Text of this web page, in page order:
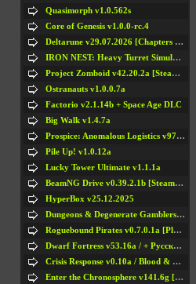
Quasimorph v1.0.562s
Core of Genesis v1.0.0-rc.4
Deltarune v29.07.2026 [Chapters 1-5] / + RUS [Chapters 1-5]
IRON NEST: Heavy Turret Simulator v1.0a
Project Zomboid v42.20.2a [Steam Early Access]
Ostranauts v1.0.0.7a
Factorio v2.1.14b + Space Age DLC
Big Walk v1.4.7a
Prospice: Anomalous Logistics v97 [Playtest]
Pile Up! v1.0.12a
Lucky Tower Ultimate v1.1.1a
BeamNG Drive v0.39.2.1b [Steam Early Access]
HyperBox v25.12.2025
Dungeons & Degenerate Gamblers v2.0.2a
Roguebound Pirates v0.7.0.1a [Playtest]
Dwarf Fortress v53.16a / + Русская Версия v50.12a
Crisis Response v0.10a / Blood & Bullet
Enter the Chronosphere v141.6g [Steam Early Access]